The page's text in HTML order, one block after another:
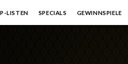
LISTEN SPECIALS GEWINNSPIELE